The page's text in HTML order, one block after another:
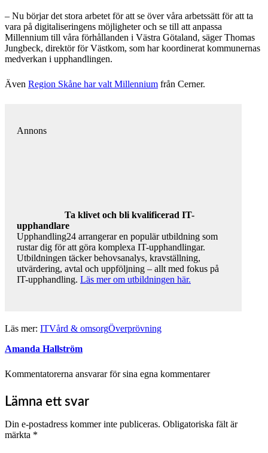
– Nu börjar det stora arbetet för att se över våra arbetssätt för att ta
vara på digitaliseringens möjligheter och se till att anpassa
Millennium till våra förhållanden i Västra Götaland, säger Thomas
Jungbeck, direktör för Västkom, som har koordinerat kommunernas
medverkan i upphandlingen.
Även Region Skåne har valt Millennium från Cerner.
Annons
Ta klivet och bli kvalificerad IT-
upphandlare
Upphandling24 arrangerar en populär utbildning som
rustar dig för att göra komplexa IT-upphandlingar.
Utbildningen täcker behovsanalys, kravställning,
utvärdering, avtal och uppföljning – allt med fokus på
IT-upphandling. Läs mer om utbildningen här.
Läs mer: ITVård & omsorgÖverprövning
Amanda Hallström
Kommentatorerna ansvarar för sina egna kommentarer
Lämna ett svar
Din e-postadress kommer inte publiceras. Obligatoriska fält är
märkta *